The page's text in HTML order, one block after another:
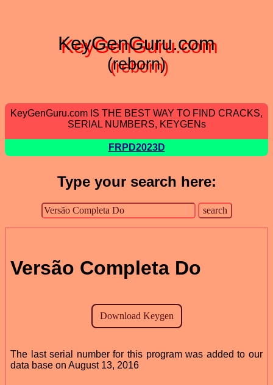
KeyGenGuru.com
(reborn)
KeyGenGuru.com IS THE BEST WAY TO FIND CRACKS,
SERIAL NUMBERS, KEYGENs
FRPD2023D
Type your search here:
Versão Completa Do
The last serial number for this program was added to our
data base on August 13, 2016